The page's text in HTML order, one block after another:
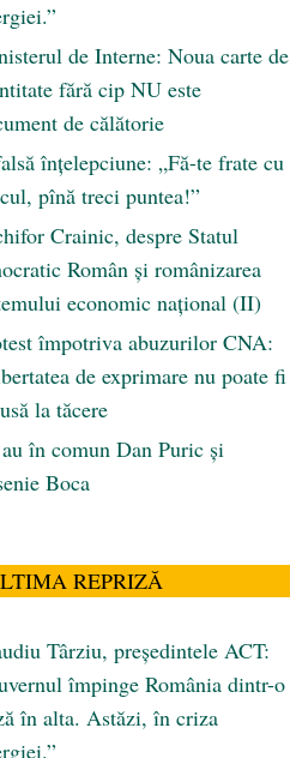
de Interne: Noua carte de
fără cip NU este
de călătorie
înțelepciune: „Fă-te frate cu
pînă treci puntea!”
Crainic, despre Statul
Român şi românizarea
economic naţional (II)
împotriva abuzurilor CNA:
de exprimare nu poate fi
la tăcere
în comun Dan Puric şi
Boca
REPRIZĂ
Târziu, președintele ACT:
împinge România dintr-o
în alta. Astăzi, în criza